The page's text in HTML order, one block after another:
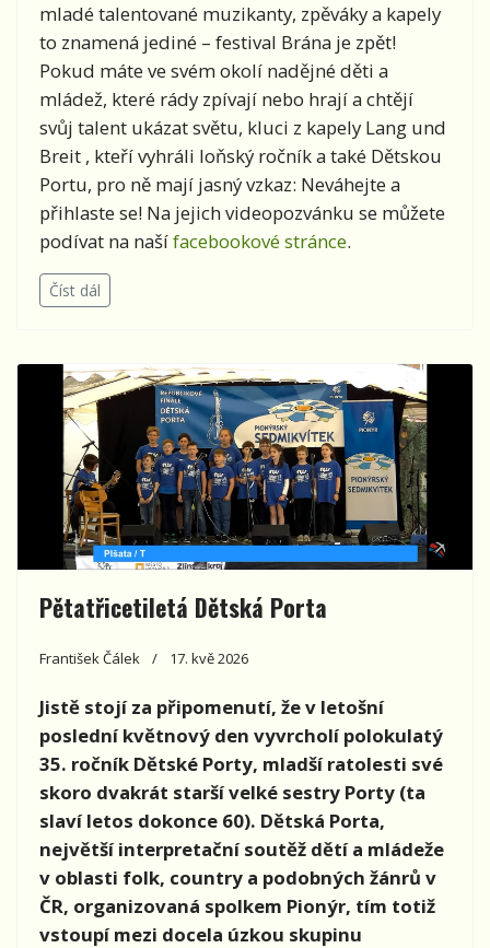
mladé talentované muzikanty, zpěváky a kapely
to znamená jediné – festival Brána je zpět!
Pokud máte ve svém okolí nadějné děti a
mládež, které rády zpívají nebo hrají a chtějí
svůj talent ukázat světu, kluci z kapely Lang und
Breit , kteří vyhráli loňský ročník a také Dětskou
Portu, pro ně mají jasný vzkaz: Neváhejte a
přihlaste se! Na jejich videopozvánku se můžete
podívat na našífacebookové stránce.
Číst dál
Pětatřicetiletá Dětská Porta
František Čálek 17. kvě 2026
Jistě stojí za připomenutí, že v letošní
poslední květnový den vyvrcholí polokulatý
35. ročník Dětské Porty, mladší ratolesti své
skoro dvakrát starší velké sestry Porty (ta
slaví letos dokonce 60). Dětská Porta,
největší interpretační soutěž dětí a mládeže
v oblasti folk, country a podobných žánrů v
ČR, organizovaná spolkem Pionýr, tím totiž
vstoupí mezi docela úzkou skupinu